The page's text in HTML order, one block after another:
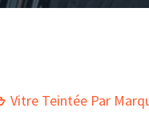
Vitre Teintée Par